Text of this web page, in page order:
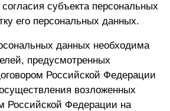
субъекта персональных
его персональных данных.
данных необходима
предусмотренных
Российской Федерации
возложенных
Российской Федерации на